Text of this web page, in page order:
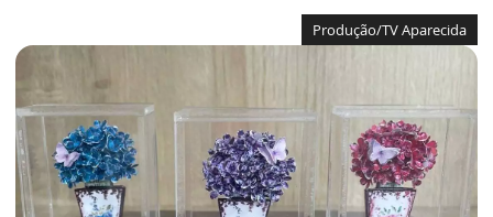
Produção/TV Aparecida